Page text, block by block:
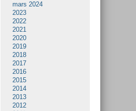
mars 2024
2023
2022
2021
2020
2019
2018
2017
2016
2015
2014
2013
2012